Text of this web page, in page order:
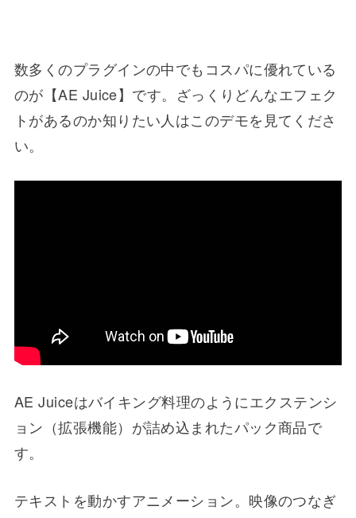
数多くのプラグインの中でもコスパに優れている
のが【AE Juice】です。ざっくりどんなエフェク
トがあるのか知りたい人はこのデモを見てくださ
い。
AE Juiceはバイキング料理のようにエクステンシ
ョン（拡張機能）が詰め込まれたパック商品で
す。
テキストを動かすアニメーション。映像のつなぎ